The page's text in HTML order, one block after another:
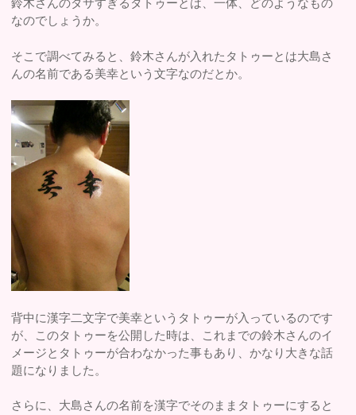
鈴木さんのダサすぎるタトゥーとは、一体、どのようなもの
なのでしょうか。
そこで調べてみると、鈴木さんが入れたタトゥーとは大島さ
んの名前である美幸という文字なのだとか。
背中に漢字二文字で美幸というタトゥーが入っているのです
が、このタトゥーを公開した時は、これまでの鈴木さんのイ
メージとタトゥーが合わなかった事もあり、かなり大きな話
題になりました。
さらに、大島さんの名前を漢字でそのままタトゥーにすると